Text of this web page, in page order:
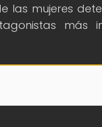
las mujeres
más